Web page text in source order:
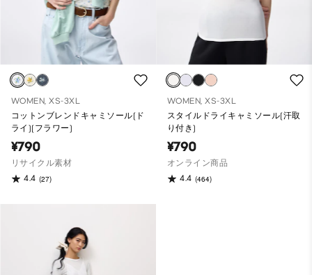
WOMEN, XS-3XL
コットンブレンドキャミソール(ド
ライ)(フラワー)
¥790
リサイクル素材
4.4 (27)
WOMEN, XS-3XL
スタイルドライキャミソール(汗取
り付き)
¥790
オンライン商品
4.4 (464)